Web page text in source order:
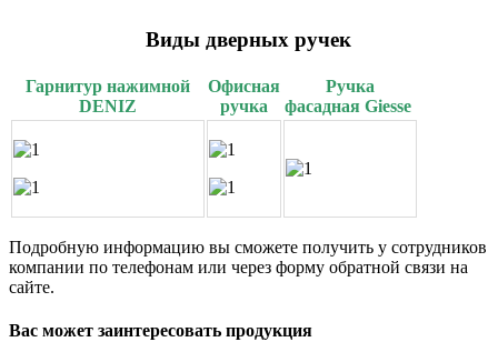
Виды дверных ручек
Гарнитур нажимной
DENIZ
Офисная
ручка
Ручка
фасадная Giesse
Подробную информацию вы сможете получить у сотрудников
компании по телефонам или через форму обратной связи на
сайте.
Вас может заинтересовать продукция